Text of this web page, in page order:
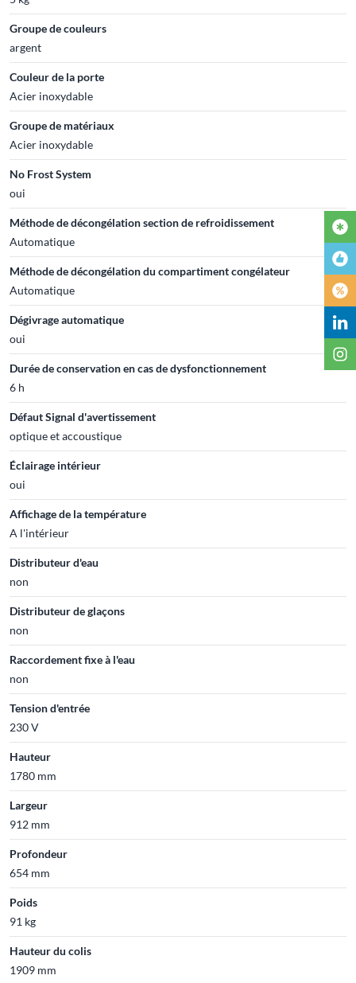
Groupe de couleurs
argent
Couleur de la porte
Acier inoxydable
Groupe de matériaux
Acier inoxydable
No Frost System
oui
Méthode de décongélation section de refroidissement
Automatique
Méthode de décongélation du compartiment congélateur
Automatique
Dégivrage automatique
oui
Durée de conservation en cas de dysfonctionnement
6 h
Défaut Signal d'avertissement
optique et accoustique
Éclairage intérieur
oui
Affichage de la température
A l'intérieur
Distributeur d'eau
non
Distributeur de glaçons
non
Raccordement fixe à l'eau
non
Tension d'entrée
230 V
Hauteur
1780 mm
Largeur
912 mm
Profondeur
654 mm
Poids
91 kg
Hauteur du colis
1909 mm